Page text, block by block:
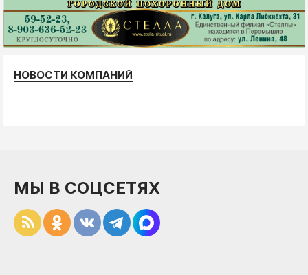
НОВОСТИ КОМПАНИЙ
МЫ В СОЦСЕТЯХ